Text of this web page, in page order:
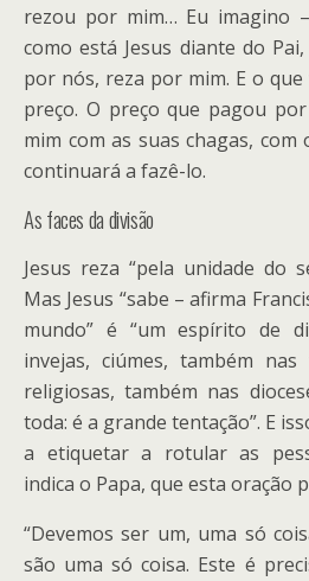
rezou por mim… Eu imagino
como está Jesus diante do
por nós, reza por mim. E o que
preço. O preço que pagou
mim com as suas chagas,
continuará a fazê-lo.
As faces da divisão
Jesus reza “pela unidade do
Mas Jesus “sabe – afirma
mundo” é “um espírito de
invejas, ciúmes, também
religiosas, também nas
toda: é a grande tentação”. E
a etiquetar a rotular as
indica o Papa, que esta oração
“Devemos ser um, uma só
são uma só coisa. Este é